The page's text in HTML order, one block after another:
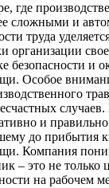
где
сложными и
труда
организации
безопасности и
Особое
и
до прибытия
Компания
– это не только
на рабочем